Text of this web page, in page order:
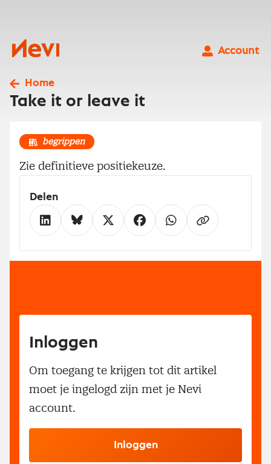
Nevi
Account
Home
Take it or leave it
begrippen
Zie definitieve positiekeuze.
Delen
Inloggen
Om toegang te krijgen tot dit artikel
moet je ingelogd zijn met je Nevi
account.
Inloggen